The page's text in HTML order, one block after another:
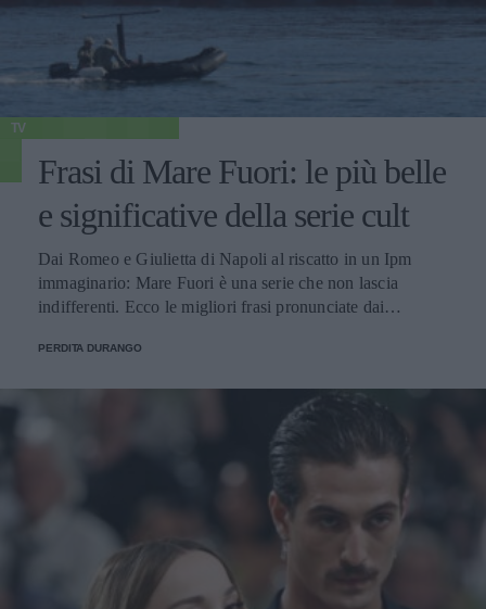
TV
Frasi di Mare Fuori: le più belle
e significative della serie cult
Dai Romeo e Giulietta di Napoli al riscatto in un Ipm
immaginario: Mare Fuori è una serie che non lascia
indifferenti. Ecco le migliori frasi pronunciate dai
PERDITA DURANGO